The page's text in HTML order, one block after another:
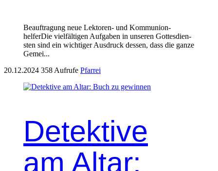
Beauf­tra­gung neue Lek­toren- und Kom­mu­nion­
helferDie vielfälti­gen Auf­gaben in unseren Gottes­di­en­
sten sind ein wichtiger Aus­druck dessen, dass die ganze
Gemei...
20.12.2024 358 Aufrufe Pfarrei
Detektive
am Altar: